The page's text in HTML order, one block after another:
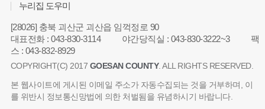
누리집 도우미
[28026] 충북 괴산군 괴산읍 임꺽정로 90
대표전화:043-830-3114 야간당직실 : 043-830-3222~3
팩
스 : 043-832-8929
COPYRIGHT(C) 2017 GOESAN COUNTY. ALL RIGHTS RESERVED.
본 웹사이트에 게시된 이메일 주소가 자동수집되는 것을 거부하며, 이
를 위반시 정보통신망법에 의한 처벌됨을 유념하시기 바랍니다.